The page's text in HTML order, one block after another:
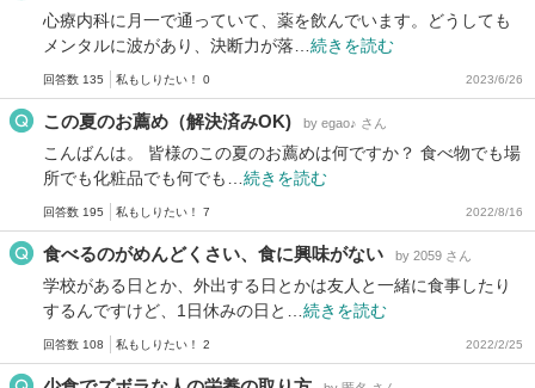
心療内科に月一で通っていて、薬を飲んでいます。どうしても
メンタルに波があり、決断力が落… 続きを読む
回答数 135 私もしりたい！ 0 2023/6/26
この夏のお薦め（解決済みOK) by egao♪ さん
こんばんは。 皆様のこの夏のお薦めは何ですか？ 食べ物でも場
所でも化粧品でも何でも… 続きを読む
回答数 195 私もしりたい！ 7 2022/8/16
食べるのがめんどくさい、食に興味がない by 2059 さん
学校がある日とか、外出する日とかは友人と一緒に食事したり
するんですけど、1日休みの日と… 続きを読む
回答数 108 私もしりたい！ 2 2022/2/25